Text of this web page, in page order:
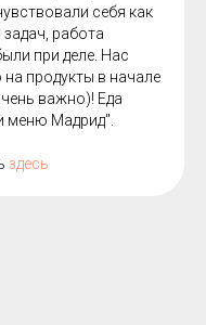
себя как
работа
при деле. Нас
продукты в начале
важно)! Еда
меню Мадрид".
здесь